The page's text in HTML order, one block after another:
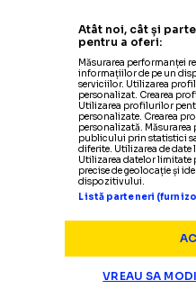
Atât noi, cât și
pentru a oferi:
Măsurarea performanței
informațiilor de pe un
serviciilor. Utilizarea
personalizat. Crearea
Utilizarea profilurilor
personalizate. Crearea
personalizată.
publicului prin statistici
diferite. Utilizarea de
Utilizarea datelor limitate
precise de geolocație și
dispozitivului.
Listă parteneri
VREAU SA